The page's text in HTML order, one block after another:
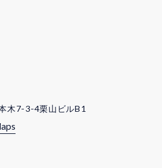
木7-3-4栗山ビルB1